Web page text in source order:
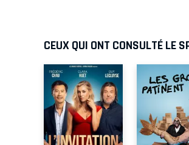
CEUX QUI ONT CONSULTÉ LE